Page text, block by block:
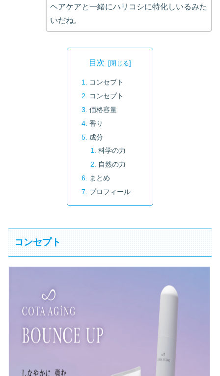
ヘアケアと一緒にハリコシに特化しいるみた
いだね。
目次
コンセプト
コンセプト
価格容量
香り
成分
科学の力
自然の力
まとめ
プロフィール
コンセプト